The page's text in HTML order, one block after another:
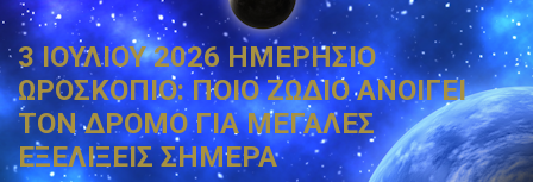
3 ΙΟΥΛΙΟΥ 2026 ΗΜΕΡΗΣΙΟ
ΩΡΟΣΚΟΠΙΟ: ΠΟΙΟ ΖΩΔΙΟ ΑΝΟΙΓΕΙ
ΤΟΝ ΔΡΟΜΟ ΓΙΑ ΜΕΓΑΛΕΣ
ΕΞΕΛΙΞΕΙΣ ΣΗΜΕΡΑ